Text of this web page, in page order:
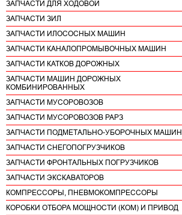
ЗАПЧАСТИ ДЛЯ ХОДОВОЙ
ЗАПЧАСТИ ЗИЛ
ЗАПЧАСТИ ИЛОСОСНЫХ МАШИН
ЗАПЧАСТИ КАНАЛОПРОМЫВОЧНЫХ МАШИН
ЗАПЧАСТИ КАТКОВ ДОРОЖНЫХ
ЗАПЧАСТИ МАШИН ДОРОЖНЫХ
КОМБИНИРОВАННЫХ
ЗАПЧАСТИ МУСОРОВОЗОВ
ЗАПЧАСТИ МУСОРОВОЗОВ РАРЗ
ЗАПЧАСТИ ПОДМЕТАЛЬНО-УБОРОЧНЫХ МАШИН
ЗАПЧАСТИ СНЕГОПОГРУЗЧИКОВ
ЗАПЧАСТИ ФРОНТАЛЬНЫХ ПОГРУЗЧИКОВ
ЗАПЧАСТИ ЭКСКАВАТОРОВ
КОМПРЕССОРЫ, ПНЕВМОКОМПРЕССОРЫ
КОРОБКИ ОТБОРА МОЩНОСТИ (КОМ) И ПРИВОД